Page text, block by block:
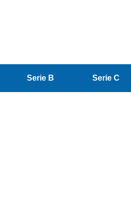
Serie B Serie C